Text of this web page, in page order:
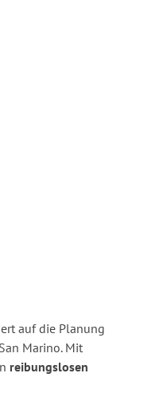
auf die Planung
Marino. Mit
reibungslosen